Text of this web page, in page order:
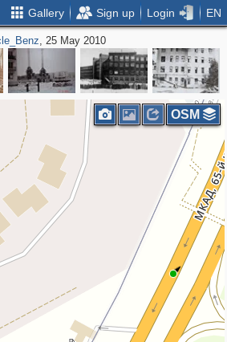
Gallery Sign up Login EN
, 25 May 2010
OSM